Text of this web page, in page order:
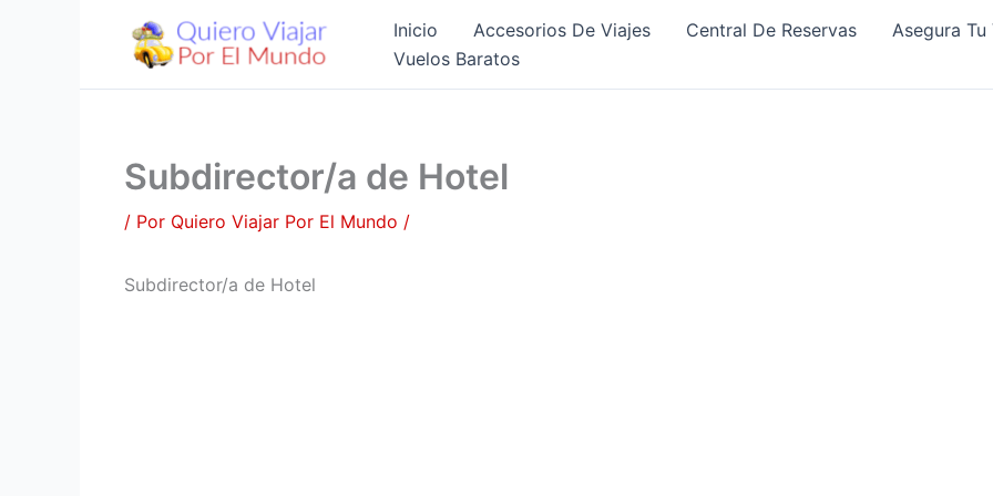
Inicio Accesorios De Viajes Central De Reservas
Asegura Tu
Vuelos Baratos
Subdirector/a de Hotel
/ Por Quiero Viajar Por El Mundo /
Subdirector/a de Hotel